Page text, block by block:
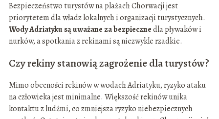
Bezpieczeństwo turystów na plażach Chorwacji jest
priorytetem dla władz lokalnych i organizacji turystycznych.
Wody Adriatyku są uważane za bezpiecznedla pływaków i
nurków, a spotkania z rekinami są niezwykle rzadkie.
Czy rekiny stanowią zagrożenie dla turystów?
Mimo obecności rekinów w wodach Adriatyku, ryzyko ataku
na człowieka jest minimalne. Większość rekinów unika
kontaktu z ludźmi, co zmniejsza ryzyko niebezpiecznych